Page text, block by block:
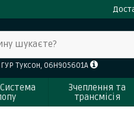
шукаєте?
Туксон, 06H905601A
Зчеплення та
трансмісія